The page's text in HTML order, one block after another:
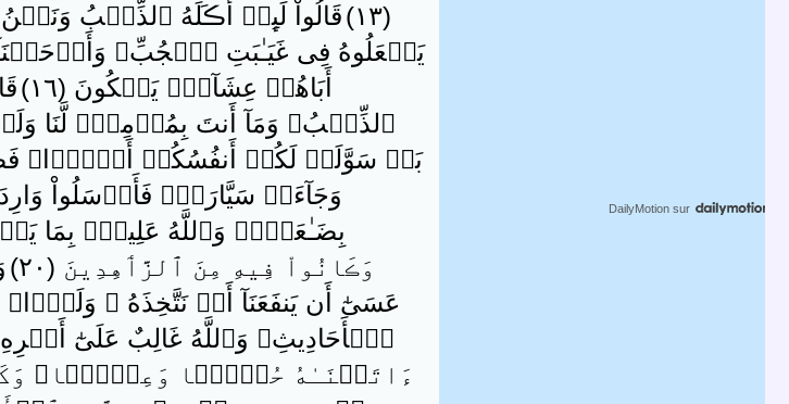
( ١٣ )
قَالُواْ لَٮِٕنۡ أَڪَلَهُ ٱلذِّئۡبُ وَنَحۡنُ
يَجۡعَلُوهُ فِى غَيَـٰبَتِ ٱلۡجُبِّ‌ۚ وَأَوۡحَيۡنَآ
أَبَاهُمۡ عِشَآءً۬ يَبۡكُونَ ( ١٦ )
ٱلذِّئۡبُ‌ۖ وَمَآ أَنتَ بِمُؤۡمِنٍ۬ لَّنَا وَلَوۡ
بَلۡ سَوَّلَتۡ لَكُمۡ أَنفُسُكُمۡ أَمۡرً۬ا‌ۖ
وَجَآءَتۡ سَيَّارَةٌ۬ فَأَرۡسَلُواْ
بِضَـٰعَةً۬‌ۚ وَٱللَّهُ عَلِيمُۢ بِمَا
وَڪَانُواْ فِيهِ مِنَ ٱلزَّٲهِدِينَ ( ٢٠ )
عَسَىٰٓ أَن يَنفَعَنَآ أَوۡ نَتَّخِذَهُ ۥ
ٱلۡأَحَادِيثِ‌ۚ وَٱللَّهُ غَالِبٌ عَلَىٰٓ أَمۡرِهِۦ
ءَاتَيۡنَـٰهُ حُكۡمً۬ا وَعِلۡمً۬ا‌ۚ
DailyMotion sur